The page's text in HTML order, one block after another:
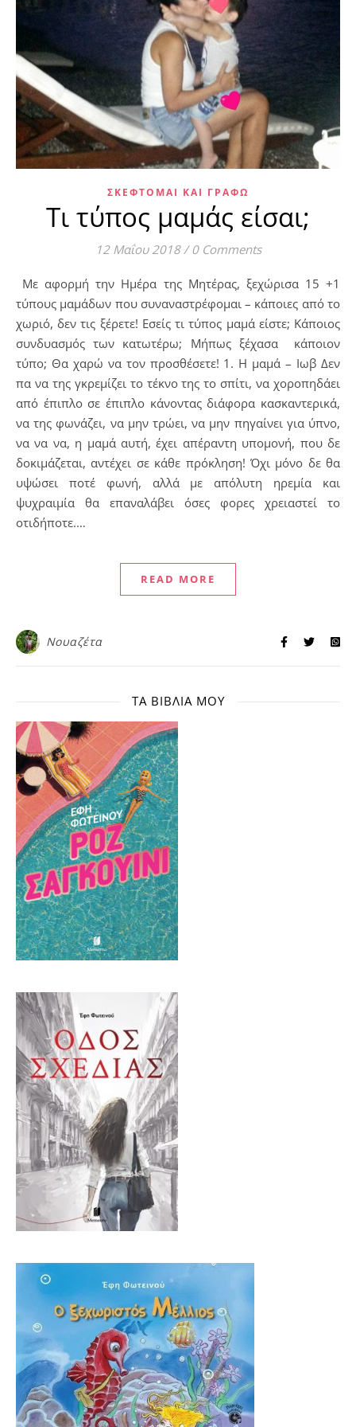
ΣΚΈΦΤΟΜΑΙ ΚΑΙ ΓΡΆΦΩ
Τι τύπος μαμάς είσαι;
12 Μαΐου 2018 / 0 Comments
Με αφορμή την Ημέρα της Μητέρας, ξεχώρισα 15 +1
τύπους μαμάδων που συναναστρέφομαι – κάποιες από το
χωριό, δεν τις ξέρετε! Εσείς τι τύπος μαμά είστε; Κάποιος
συνδυασμός των κατωτέρω; Μήπως ξέχασα κάποιον
τύπο; Θα χαρώ να τον προσθέσετε! 1. Η μαμά – Ιωβ Δεν
πα να της γκρεμίζει το τέκνο της το σπίτι, να χοροπηδάει
από έπιπλο σε έπιπλο κάνοντας διάφορα κασκαντερικά,
να της φωνάζει, να μην τρώει, να μην πηγαίνει για ύπνο,
να να να, η μαμά αυτή, έχει απέραντη υπομονή, που δε
δοκιμάζεται, αντέχει σε κάθε πρόκληση! Όχι μόνο δε θα
υψώσει ποτέ φωνή, αλλά με απόλυτη ηρεμία και
ψυχραιμία θα επαναλάβει όσες φορες χρειαστεί το
οτιδήποτε.…
READ MORE
Νουαζέτα
ΤΑ ΒΙΒΛΊΑ ΜΟΥ